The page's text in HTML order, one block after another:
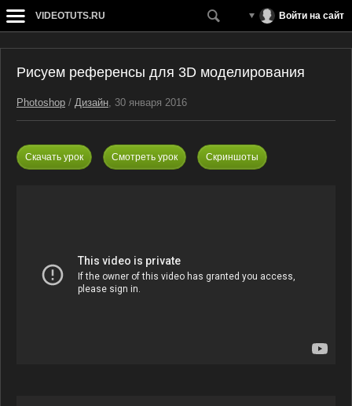
VIDEOTUTS.RU Войти на сайт
Рисуем референсы для 3D моделирования
Photoshop / Дизайн, 30 января 2016
Скачать урок Смотреть урок Скриншоты